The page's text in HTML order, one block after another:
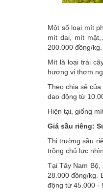
Một số loại mít
mít dai, mít
200.000 đồng/kg.
Mít là loại trái
hương vị thơm
Theo chia sẻ
dao động từ
Hiện tại, giống
Giá sầu riêng:
Thị trường sầu
trồng chủ lực
Tại Tây Nam
28.000 đồng/kg.
động từ 45.000 -